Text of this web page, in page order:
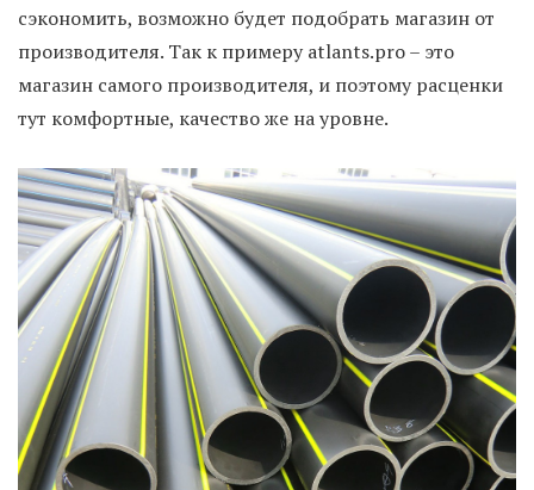
сэкономить, возможно будет подобрать магазин от
производителя. Так к примеру atlants.pro – это
магазин самого производителя, и поэтому расценки
тут комфортные, качество же на уровне.